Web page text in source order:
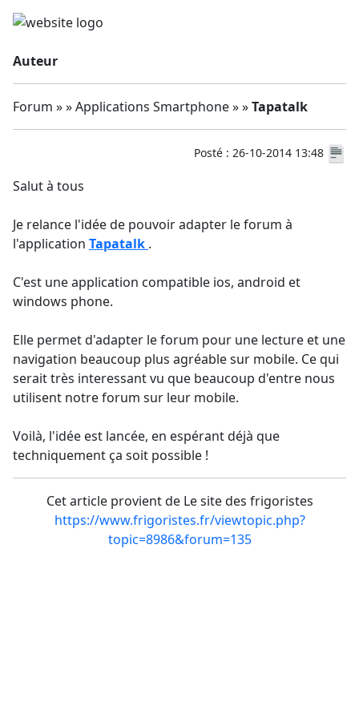
Auteur
Forum » » Applications Smartphone » »Tapatalk
Posté : 26-10-2014 13:48
Salut à tous
Je relance l'idée de pouvoir adapter le forum à
l'application Tapatalk .
C'est une application compatible ios, android et
windows phone.
Elle permet d'adapter le forum pour une lecture et une
navigation beaucoup plus agréable sur mobile. Ce qui
serait très interessant vu que beaucoup d'entre nous
utilisent notre forum sur leur mobile.
Voilà, l'idée est lancée, en espérant déjà que
techniquement ça soit possible !
Cet article provient de Le site des frigoristes
https://www.frigoristes.fr/viewtopic.php?
topic=8986&forum=135